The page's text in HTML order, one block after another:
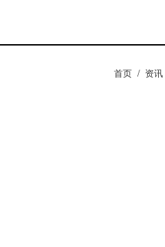
首页 / 资讯